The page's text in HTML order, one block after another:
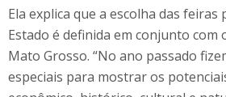
Ela explica que a escolha das feiras
Estado é definida em conjunto com
Mato Grosso. “No ano passado
especiais para mostrar os